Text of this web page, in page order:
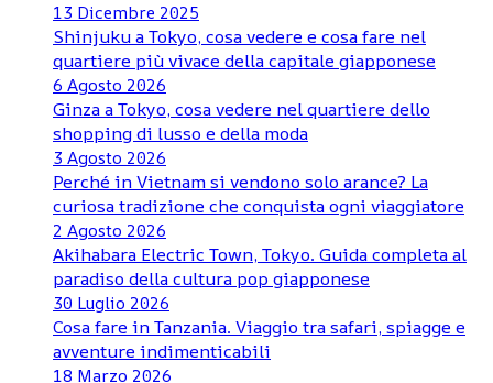
13 Dicembre 2025
Shinjuku a Tokyo, cosa vedere e cosa fare nel
quartiere più vivace della capitale giapponese
6 Agosto 2026
Ginza a Tokyo, cosa vedere nel quartiere dello
shopping di lusso e della moda
3 Agosto 2026
Perché in Vietnam si vendono solo arance? La
curiosa tradizione che conquista ogni viaggiatore
2 Agosto 2026
Akihabara Electric Town, Tokyo. Guida completa al
paradiso della cultura pop giapponese
30 Luglio 2026
Cosa fare in Tanzania. Viaggio tra safari, spiagge e
avventure indimenticabili
18 Marzo 2026